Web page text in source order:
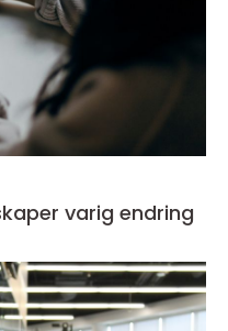
varig endring